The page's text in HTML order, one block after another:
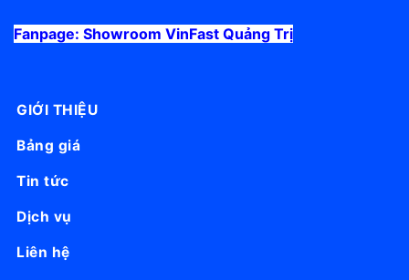
Fanpage: Showroom VinFast Quảng Trị
GIỚI THIỆU
Bảng giá
Tin tức
Dịch vụ
Liên hệ